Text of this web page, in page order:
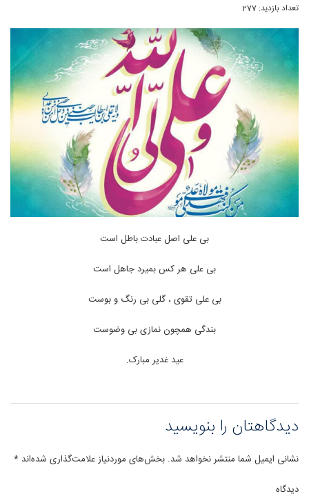
تعداد بازدید: 277
بی علی اصل عبادت باطل است
بی علی هر کس بمیرد جاهل است
بی علی تقوی ، گلی بی رنگ و بوست
بندگی همچون نمازی بی وضوست
عید غدیر مبارک.
دیدگاهتان را بنویسید
نشانی ایمیل شما منتشر نخواهد شد. بخش‌های موردنیاز علامت‌گذاری شده‌اند *
دیدگاه